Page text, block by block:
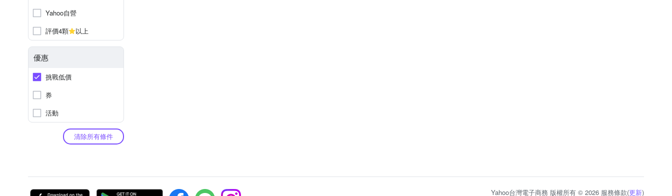
Yahoo自營
評價4顆
以上
優惠
挑戰低價
券
活動
清除所有條件
Yahoo台灣電子商務 版權所有 © 2026 服務條款(更新)